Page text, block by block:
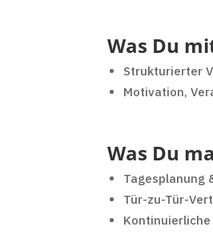
Was Du
Strukturierter
Motivation,
Was Du
Tagesplanung
Tür-zu-Tür-
Kontinuierliche